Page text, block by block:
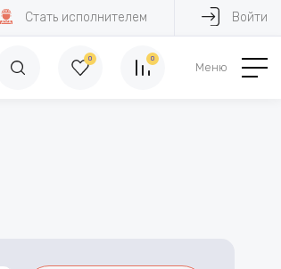
Стать исполнителем Войти
0 0
Меню